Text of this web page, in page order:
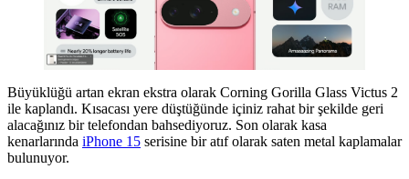
Büyüklüğü artan ekran ekstra olarak Corning Gorilla Glass Victus 2
ile kaplandı. Kısacası yere düştüğünde içiniz rahat bir şekilde geri
alacağınız bir telefondan bahsediyoruz. Son olarak kasa
kenarlarında iPhone 15 serisine bir atıf olarak saten metal kaplamalar
bulunuyor.